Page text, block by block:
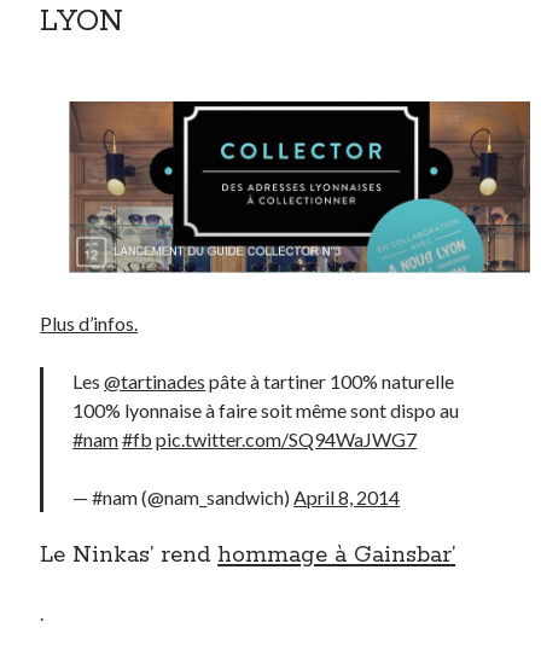
Vidéos
LYON
Plus d’infos.
Les@tartinades pâte à tartiner 100% naturelle
100% lyonnaise à faire soit même sont dispo au
#nam#fb pic.twitter.com/SQ94WaJWG7
— #nam (@nam_sandwich)April 8, 2014
Le Ninkas’ rendhommage à Gainsbar’
.